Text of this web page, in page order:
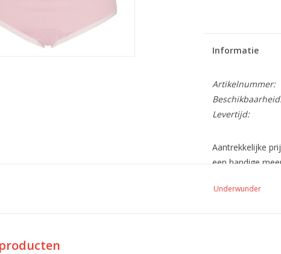
Informatie
Artikelnummer:
Levertijd:
Aantrekkelijke
een handige
Underwunder